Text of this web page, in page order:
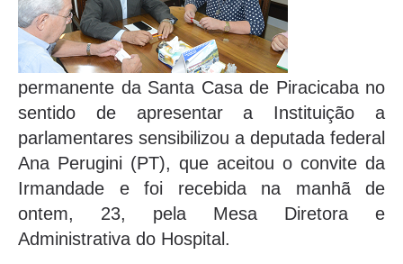
permanente da Santa Casa de Piracicaba no
sentido de apresentar a Instituição a
parlamentares sensibilizou a deputada federal
Ana Perugini (PT), que aceitou o convite da
Irmandade e foi recebida na manhã de
ontem, 23, pela Mesa Diretora e
Administrativa do Hospital.